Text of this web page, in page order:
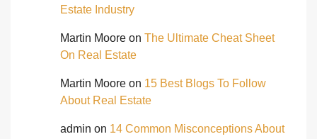
Estate Industry
Martin Moore on The Ultimate Cheat Sheet
On Real Estate
Martin Moore on 15 Best Blogs To Follow
About Real Estate
admin on 14 Common Misconceptions About